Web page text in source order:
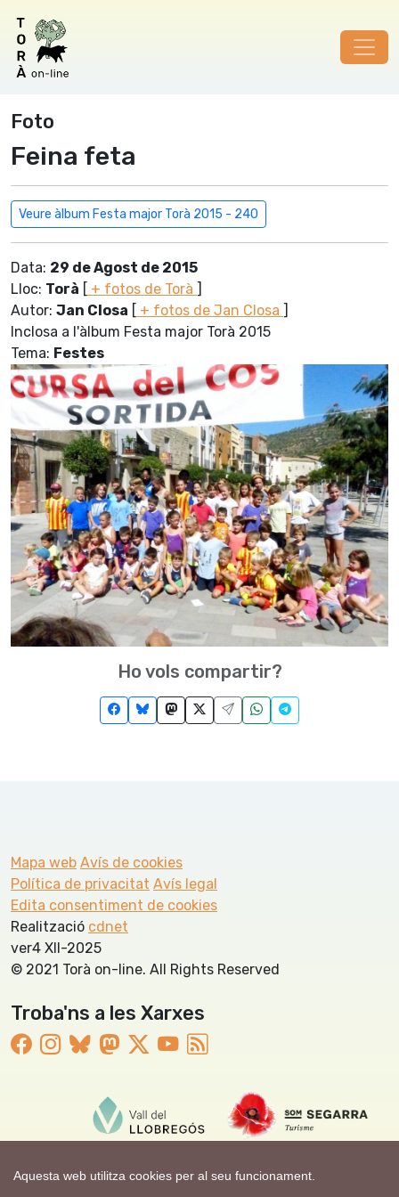
Aquesta web utilitza cookies per al seu funcionament.
Foto
Feina feta
Veure àlbum Festa major Torà 2015 - 240
Data: 29 de Agost de 2015
Lloc: Torà [ + fotos de Torà ]
Autor: Jan Closa [ + fotos de Jan Closa ]
Inclosa a l'àlbum Festa major Torà 2015
Tema: Festes
Ho vols compartir?
Mapa web Avís de cookies
Política de privacitat Avís legal
Edita consentiment de cookies
Realització cdnet
ver4 XII-2025
© 2021 Torà on-line. All Rights Reserved
Troba'ns a les Xarxes